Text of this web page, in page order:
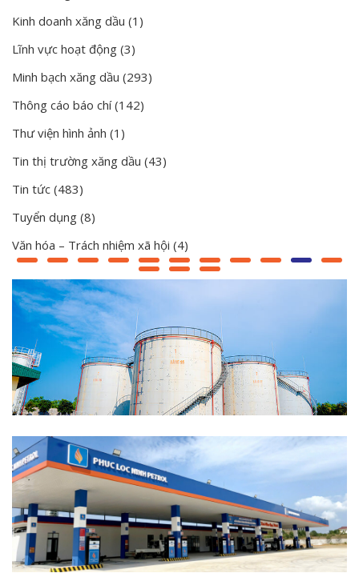
Kinh doanh xăng dầu (1)
Lĩnh vực hoạt động (3)
Minh bạch xăng dầu (293)
Thông cáo báo chí(142)
Thư viện hình ảnh (1)
Tin thị trường xăng dầu (43)
Tin tức (483)
Tuyển dụng (8)
Văn hóa – Trách nhiệm xã hội (4)